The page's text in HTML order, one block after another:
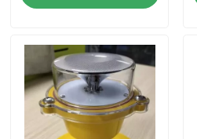
Đèn cản máy bay
Đèn trực thăng